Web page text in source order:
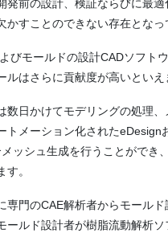
前の設計、検証ならびに最
すことのできない存在となっ
びモールドの設計CADソフト
はさらに貢献度が高いといえ
日かけてモデリングの処理
トメーション化された
ッシュ生成を行うことができ
。
門のCAE解析者からモール
ルド設計者が樹脂流動解析